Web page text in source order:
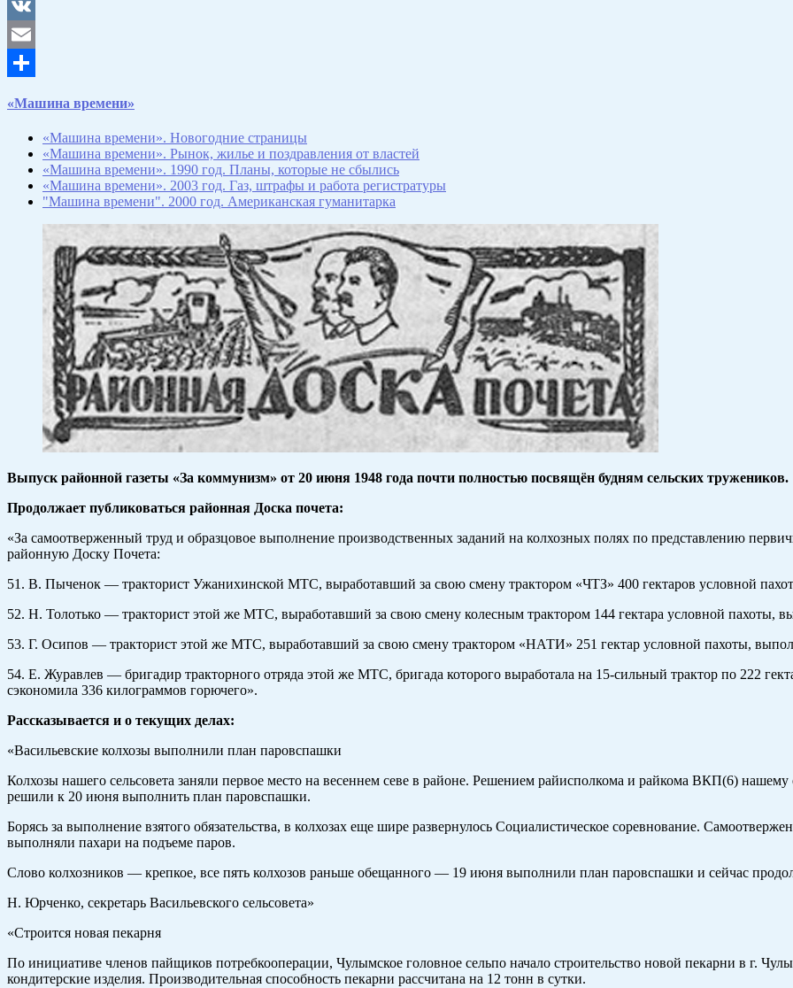
Odnoklassniki
VK
Email
«Машина времени»
«Машина времени». Новогодние страницы
«Машина времени». Рынок, жилье и поздравления от властей
«Машина времени». 1990 год. Планы, которые не сбылись
«Машина времени». 2003 год. Газ, штрафы и работа регистратуры
"Машина времени". 2000 год. Американская гуманитарка
Выпуск районной газеты «За коммунизм» от 20 июня 1948 года почти полностью посвящён будням сельских тружеников.
Продолжает публиковаться районная Доска почета:
«За самоотверженный труд и образцовое выполнение производственных заданий на колхозных полях по представлению
районную Доску Почета:
51. В. Пыченок — тракторист Ужанихинской МТС, выработавший за свою смену трактором «ЧТЗ» 400 гектаров условной
52. Н. Толотько — тракторист этой же МТС, выработавший за свою смену колесным трактором 144 гектара условной пахоты,
53. Г. Осипов — тракторист этой же МТС, выработавший за свою смену трактором «НАТИ» 251 гектар условной пахоты,
54. Е. Журавлев — бригадир тракторного отряда этой же МТС, бригада которого выработала на 15-сильный трактор по 222
сэкономила 336 килограммов горючего».
Рассказывается и о текущих делах:
«Васильевские колхозы выполнили план паровспашки
Колхозы нашего сельсовета заняли первое место на весеннем севе в районе. Решением райисполкома и райкома ВКП(6)
решили к 20 июня выполнить план паровспашки.
Борясь за выполнение взятого обязательства, в колхозах еще шире развернулось Социалистическое соревнование.
выполняли пахари на подъеме паров.
Слово колхозников — крепкое, все пять колхозов раньше обещанного — 19 июня выполнили план паровспашки и сейчас
Н. Юрченко, секретарь Васильевского сельсовета»
«Строится новая пекарня
По инициативе членов пайщиков потребкооперации, Чулымское головное сельпо начало строительство новой пекарни в г.
кондитерские изделия. Производительная способность пекарни рассчитана на 12 тонн в сутки.